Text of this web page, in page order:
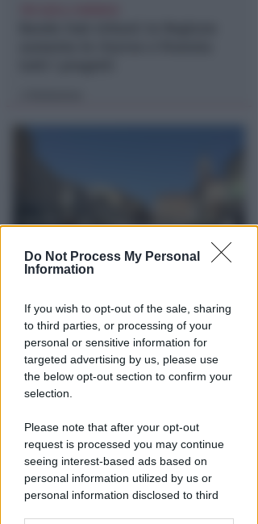
Do Not Process My Personal
Information
If you wish to opt-out of the sale, sharing
to third parties, or processing of your
personal or sensitive information for
targeted advertising by us, please use
the below opt-out section to confirm your
selection.
Please note that after your opt-out
request is processed you may continue
seeing interest-based ads based on
personal information utilized by us or
personal information disclosed to third
ligaza in piazza Tre Martiri
diRedazione